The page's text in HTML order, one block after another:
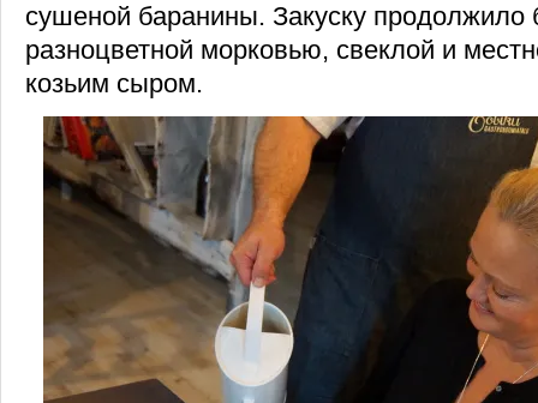
сушеной баранины. Закуску продолжило
разноцветной морковью, свеклой и
козьим сыром.